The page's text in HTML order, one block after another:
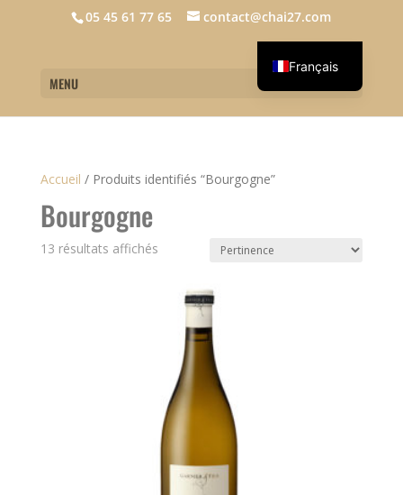
05 45 61 77 65 contact@chai27.com
MENU
Accueil / Produits identifiés “Bourgogne”
Bourgogne
13 résultats affichés
Français
English